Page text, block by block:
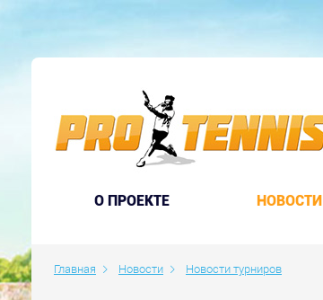
O ПРОЕКТЕ НОВОСТИ
Главная Новости Новости турниров